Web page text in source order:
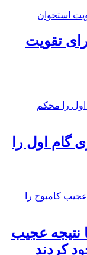
تقویت
گام اول را
نتیجه عجیب
کردند